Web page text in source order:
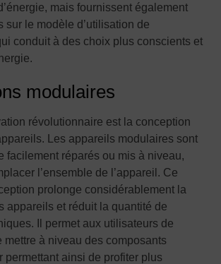
mais fournissent également
sur le modèle d’utilisation de
conduit à des choix plus conscients et
modulaires
révolutionnaire est la conception
Les appareils modulaires sont
facilement réparés ou mis à niveau,
l’ensemble de l’appareil. Ce
prolonge considérablement la
appareils et réduit la quantité de
Il permet aux utilisateurs de
mettre à niveau des composants
permettant ainsi de profiter plus